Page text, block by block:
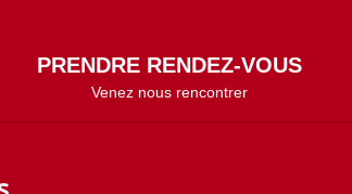
PRENDRE RENDEZ-VOUS
Venez nous rencontrer